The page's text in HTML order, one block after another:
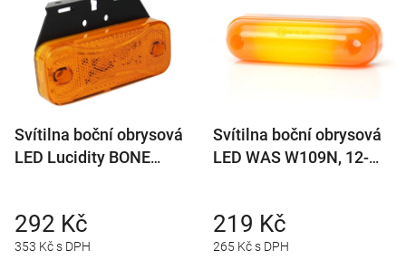
o
d
k
Svítilna boční obrysová
LED Lucidity BONE
držáku
353 Kč s DPH
292 Kč
Svítilna boční obrysová
LED WAS W109N, 12-
265 Kč s DPH
219 Kč